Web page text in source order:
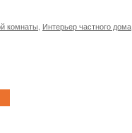
комнаты Интерьер частного дома